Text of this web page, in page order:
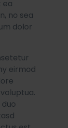
ea
no sea
dolor
eirmod